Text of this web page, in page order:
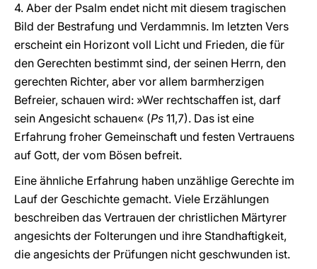
4. Aber der Psalm endet nicht mit diesem tragischen
Bild der Bestrafung und Verdammnis. Im letzten Vers
erscheint ein Horizont voll Licht und Frieden, die für
den Gerechten bestimmt sind, der seinen Herrn, den
gerechten Richter, aber vor allem barmherzigen
Befreier, schauen wird: »Wer rechtschaffen ist, darf
sein Angesicht schauen« (Ps 11,7). Das ist eine
Erfahrung froher Gemeinschaft und festen Vertrauens
auf Gott, der vom Bösen befreit.
Eine ähnliche Erfahrung haben unzählige Gerechte im
Lauf der Geschichte gemacht. Viele Erzählungen
beschreiben das Vertrauen der christlichen Märtyrer
angesichts der Folterungen und ihre Standhaftigkeit,
die angesichts der Prüfungen nicht geschwunden ist.